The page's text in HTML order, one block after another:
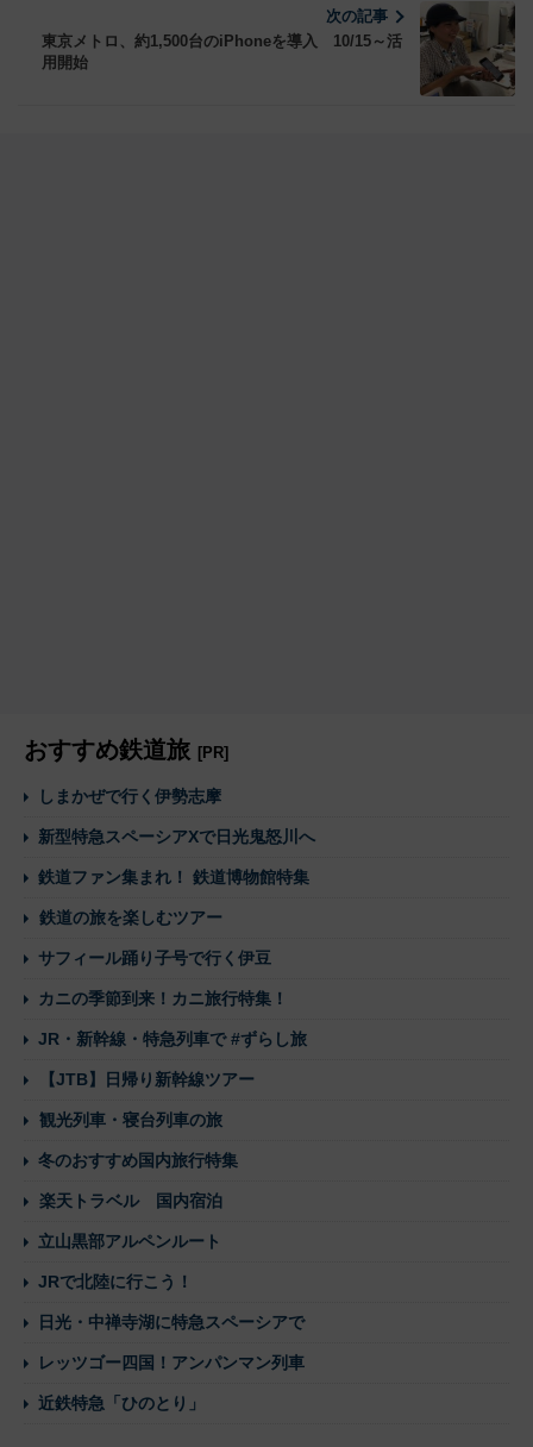
次の記事
東京メトロ、約1,500台のiPhoneを導入 10/15～活
用開始
おすすめ鉄道旅 [PR]
しまかぜで行く伊勢志摩
新型特急スペーシアXで日光鬼怒川へ
鉄道ファン集まれ！ 鉄道博物館特集
鉄道の旅を楽しむツアー
サフィール踊り子号で行く伊豆
カニの季節到来！カニ旅行特集！
JR・新幹線・特急列車で #ずらし旅
【JTB】日帰り新幹線ツアー
観光列車・寝台列車の旅
冬のおすすめ国内旅行特集
楽天トラベル 国内宿泊
立山黒部アルペンルート
JRで北陸に行こう！
日光・中禅寺湖に特急スペーシアで
レッツゴー四国！アンパンマン列車
近鉄特急「ひのとり」